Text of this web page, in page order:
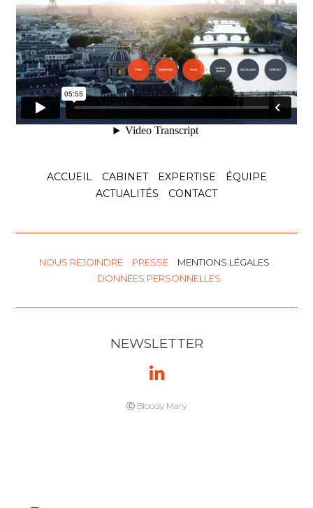
ACCUEIL CABINET EXPERTISE
ÉQUIPE
ACTUALITÉS
CONTACT
NOUS REJOINDRE PRESSE
MENTIONS LÉGALES
DONNÉES PERSONNELLES
NEWSLETTER
Ⓒ Bloody Mary